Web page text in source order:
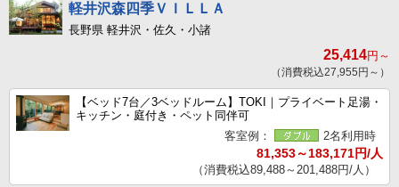
軽井沢森四季ＶＩＬＬＡ
長野県 軽井沢・佐久・小諸
25,414円～
（消費税込27,955円～）
【ベッド7台／3ベッドルーム】TOKI｜プライベート足湯・
キッチン・庭付き・ペット同伴可
客室例：
2名利用時
81,353～183,171円/人
（消費税込89,488～201,488円/人）